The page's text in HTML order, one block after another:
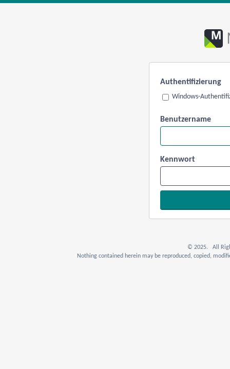
Authentifizierung
Windows-
Benutzername
Kennwort
© 2025. All
Nothing contained herein may be reproduced, copied,